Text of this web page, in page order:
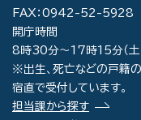
FAX：0942-52-5928
開庁時間
8時30分～17時15分（土
※出生、死亡などの戸籍の
宿直で受付しています。
担当課から探す